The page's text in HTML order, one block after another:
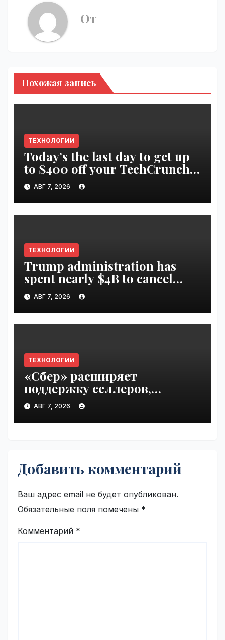
От
Похожая запись
ТЕХНОЛОГИИ
Today’s the last day to get up
to $400 off your TechCrunch
Disrupt 2026 ticket |
VseTime.ru
АВГ 7, 2026
ТЕХНОЛОГИИ
Trump administration has
spent nearly $4B to cancel
offshore wind farms |
VseTime.ru
АВГ 7, 2026
ТЕХНОЛОГИИ
«Сбер» расширяет
поддержку селлеров,
пострадавших от
инцидентов на складах
Wildberries | VseTime.ru
АВГ 7, 2026
Добавить комментарий
Ваш адрес email не будет опубликован.
Обязательные поля помечены *
Комментарий *